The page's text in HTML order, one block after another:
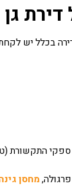
גן
בכלל יש
התקשורת
מחסן